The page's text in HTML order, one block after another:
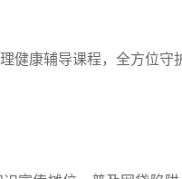
健康辅导课程，全方位守